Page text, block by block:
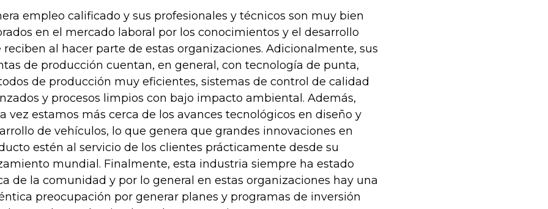
empleo calificado y sus profesionales y técnicos son muy bien
en el mercado laboral por los conocimientos y el desarrollo
reciben al hacer parte de estas organizaciones. Adicionalmente, sus
de producción cuentan, en general, con tecnología de punta,
de producción muy eficientes, sistemas de control de calidad
y procesos limpios con bajo impacto ambiental. Además,
vez estamos más cerca de los avances tecnológicos en diseño y
de vehículos, lo que genera que grandes innovaciones en
estén al servicio de los clientes prácticamente desde su
mundial. Finalmente, esta industria siempre ha estado
de la comunidad y por lo general en estas organizaciones hay una
preocupación por generar planes y programas de inversión